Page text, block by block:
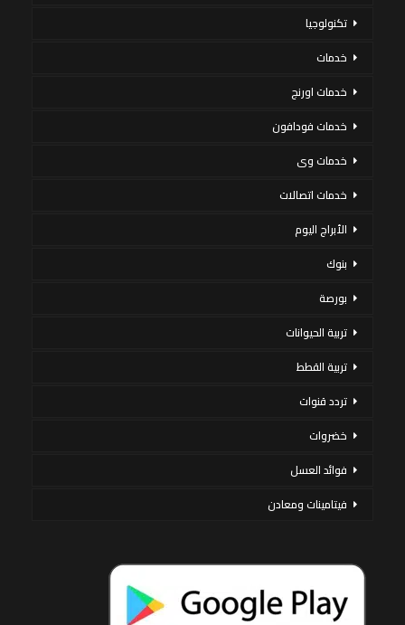
تكنولوجيا
خدمات
خدمات اورنج
خدمات فودافون
خدمات وى
خدمات اتصالات
الأبراج اليوم
بنوك
بورصة
تربية الحيوانات
تربية القطط
تردد قنوات
خضروات
فوائد العسل
فيتامينات ومعادن